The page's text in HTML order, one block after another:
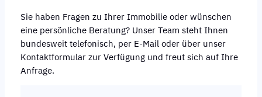
Sie haben Fragen zu Ihrer Immobilie oder wünschen
eine persönliche Beratung? Unser Team steht Ihnen
bundesweit telefonisch, per E-Mail oder über unser
Kontaktformular zur Verfügung und freut sich auf Ihre
Anfrage.